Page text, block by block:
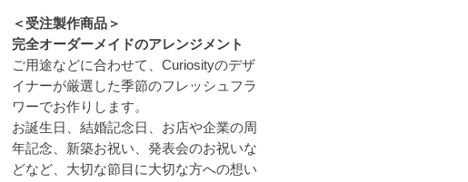
＜受注製作商品＞
完全オーダーメイドのアレンジメント
ご用途などに合わせて、Curiosityのデザ
イナーが厳選した季節のフレッシュフラ
ワーでお作りします。
お誕生日、結婚記念日、お店や企業の周
年記念、新築お祝い、発表会のお祝いな
どなど、大切な節目に大切な方への想い